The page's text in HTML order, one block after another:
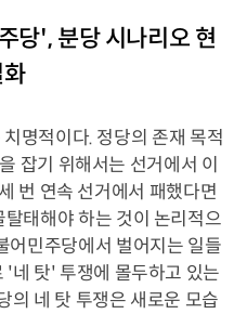
당', 분당 시나리오 현
명적이다. 정당의 존재 목적
잡기 위해서는 선거에서 이
번 연속 선거에서 패했다면
태해야 하는 것이 논리적으
어민주당에서 벌어지는 일들
'네 탓' 투쟁에 몰두하고 있는
의 네 탓 투쟁은 새로운 모습